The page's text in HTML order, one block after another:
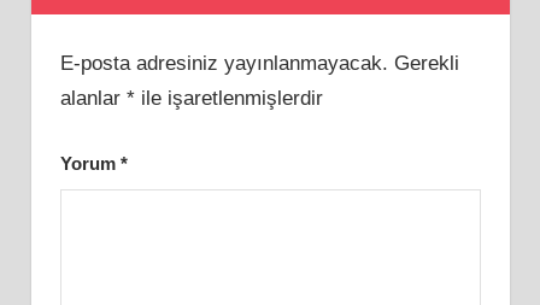
E-posta adresiniz yayınlanmayacak. Gerekli
alanlar *ile işaretlenmişlerdir
Yorum *